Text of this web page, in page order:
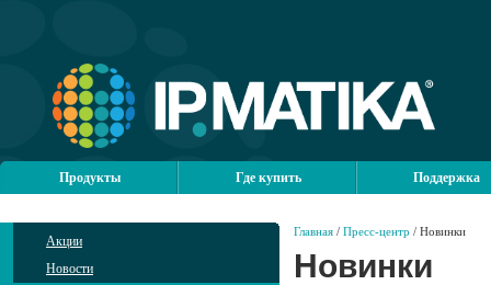
Продукты Где купить Поддержка
Акции
Новости
Главная / Пресс-центр / Новинки
Новинки